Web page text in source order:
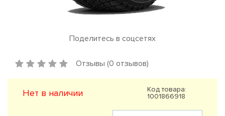
Поделитесь в соцсетях
Отзывы (0 отзывов)
Нет в наличии
Код товара:
1001866918